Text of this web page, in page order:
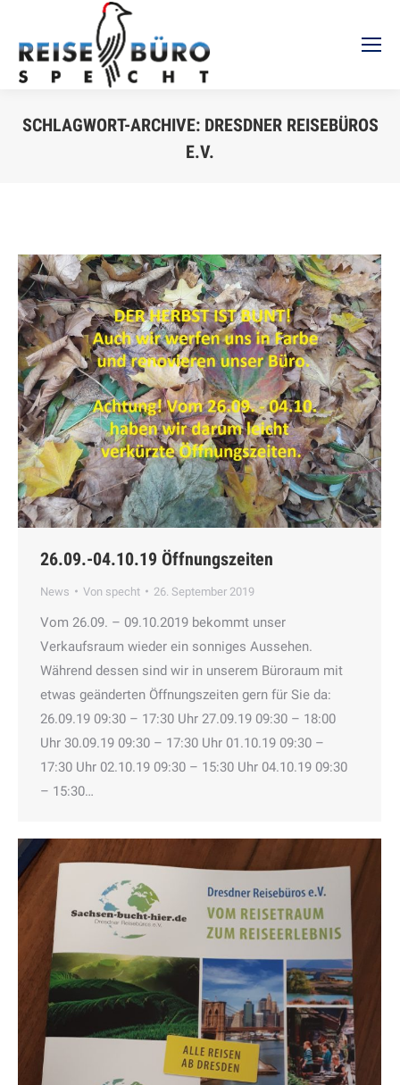
SCHLAGWORT-ARCHIVE: DRESDNER REISEBÜROS
E.V.
26.09.-04.10.19 Öffnungszeiten
News Von specht 26. September 2019
Vom 26.09. – 09.10.2019 bekommt unser
Verkaufsraum wieder ein sonniges Aussehen.
Während dessen sind wir in unserem Büroraum mit
etwas geänderten Öffnungszeiten gern für Sie da:
26.09.19 09:30 – 17:30 Uhr 27.09.19 09:30 – 18:00
Uhr 30.09.19 09:30 – 17:30 Uhr 01.10.19 09:30 –
17:30 Uhr 02.10.19 09:30 – 15:30 Uhr 04.10.19 09:30
– 15:30…